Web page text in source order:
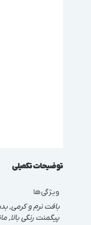
توضیحات تکمیلی
ویژگی‌ها
بافت نرم و کرمی,
پیگمنت رنگی بالا,